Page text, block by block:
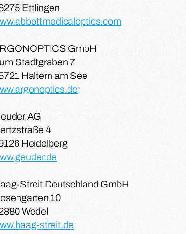
Ettlingen
GmbH
Stadtgraben 7
Haltern am See
AG
4
Heidelberg
Streit Deutschland GmbH
10
Wedel
streit.de